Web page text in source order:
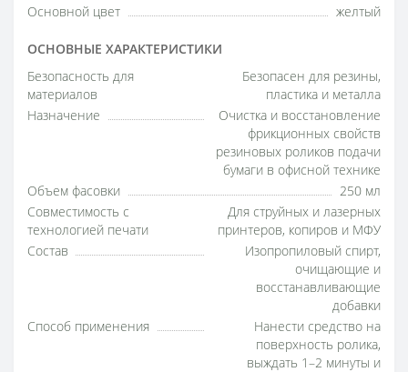
Основной цвет
желтый
ОСНОВНЫЕ ХАРАКТЕРИСТИКИ
Безопасность для
материалов
Безопасен для резины,
пластика и металла
Назначение
Очистка и восстановление
фрикционных свойств
резиновых роликов подачи
бумаги в офисной технике
Объем фасовки
250 мл
Совместимость с
технологией печати
Для струйных и лазерных
принтеров, копиров и МФУ
Состав
Изопропиловый спирт,
очищающие и
восстанавливающие
добавки
Способ применения
Нанести средство на
поверхность ролика,
выждать 1–2 минуты и